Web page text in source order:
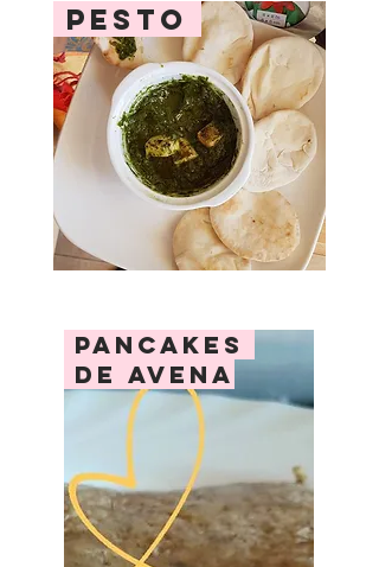
pesto
pancakes
de avena